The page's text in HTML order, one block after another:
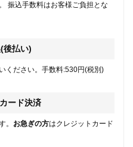
振込手数料はお客様ご負担とな
後払い)
ください。手数料:530円(税別)
ード決済
。 お急ぎの方はクレジットカード